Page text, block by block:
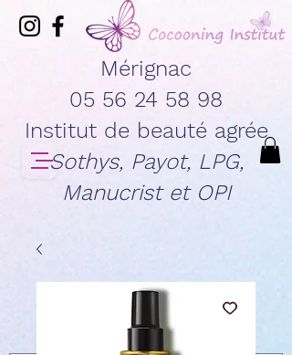
Mérignac
05 56 24 58 98
Institut de beauté agrée
Sothys, Payot, LPG,
Manucrist et OPI